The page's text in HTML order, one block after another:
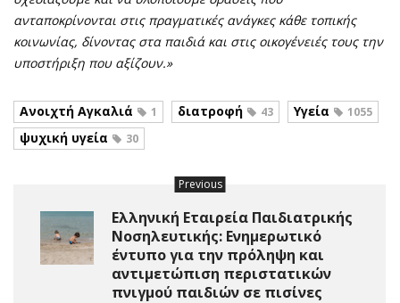
ανταποκρίνονται στις πραγματικές ανάγκες κάθε τοπικής
κοινωνίας, δίνοντας στα παιδιά και στις οικογένειές τους την
υποστήριξη που αξίζουν.»
Ανοιχτή Αγκαλιά 1 διατροφή 43 Υγεία 1055
ψυχική υγεία 30
Previous
Ελληνική Εταιρεία Παιδιατρικής
Νοσηλευτικής: Ενημερωτικό
έντυπο για την πρόληψη και
αντιμετώπιση περιστατικών
πνιγμού παιδιών σε πισίνες